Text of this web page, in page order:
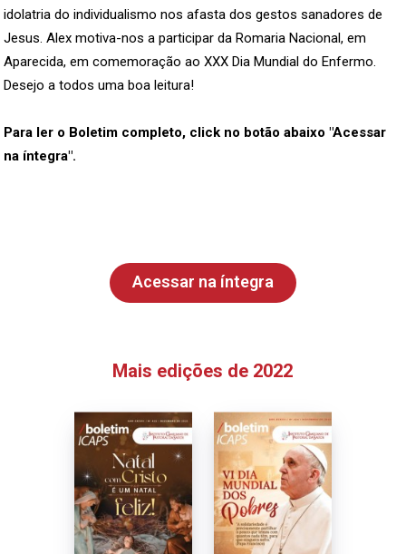
idolatria do individualismo nos afasta dos gestos sanadores de
Jesus. Alex motiva-nos a participar da Romaria Nacional, em
Aparecida, em comemoração ao XXX Dia Mundial do Enfermo.
Desejo a todos uma boa leitura!
Para ler o Boletim completo, click no botão abaixo "Acessar
na íntegra".
Acessar na íntegra
Mais edições de 2022